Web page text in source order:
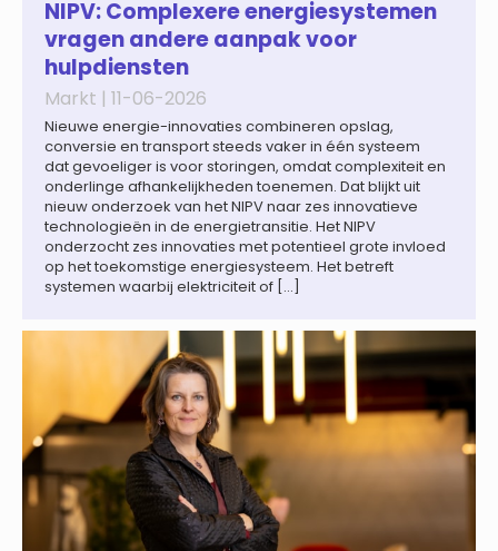
wereldwijd naar verwachting afnemen tot 1,3% in reële
termen in […]
NIPV: Complexere energiesystemen
vragen andere aanpak voor
hulpdiensten
Markt | 11-06-2026
Nieuwe energie-innovaties combineren opslag,
conversie en transport steeds vaker in één systeem
dat gevoeliger is voor storingen, omdat complexiteit en
onderlinge afhankelijkheden toenemen. Dat blijkt uit
nieuw onderzoek van het NIPV naar zes innovatieve
technologieën in de energietransitie. Het NIPV
onderzocht zes innovaties met potentieel grote invloed
op het toekomstige energiesysteem. Het betreft
systemen waarbij elektriciteit of […]